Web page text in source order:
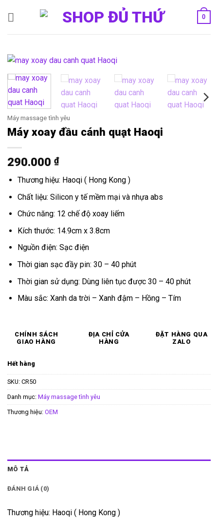
0
Máy massage tình yêu
Máy xoay đầu cánh quạt Haoqi
290.000 ₫
Thương hiệu: Haoqi ( Hong Kong )
Chất liệu: Silicon y tế mềm mại và nhựa abs
Chức năng: 12 chế độ xoay liếm
Kích thước: 14.9cm x 3.8cm
Nguồn điện: Sạc điện
Thời gian sạc đầy pin: 30 – 40 phút
Thời gian sử dụng: Dùng liên tục được 30 – 40 phút
Màu sắc: Xanh da trời – Xanh đậm – Hồng – Tím
CHÍNH SÁCH
GIAO HÀNG
ĐỊA CHỈ CỬA
HÀNG
ĐẶT HÀNG QUA
ZALO
Hết hàng
SKU: CR50
Danh mục: Máy massage tình yêu
Thương hiệu: OEM
MÔ TẢ
ĐÁNH GIÁ (0)
Thương hiệu: Haoqi ( Hong Kong )